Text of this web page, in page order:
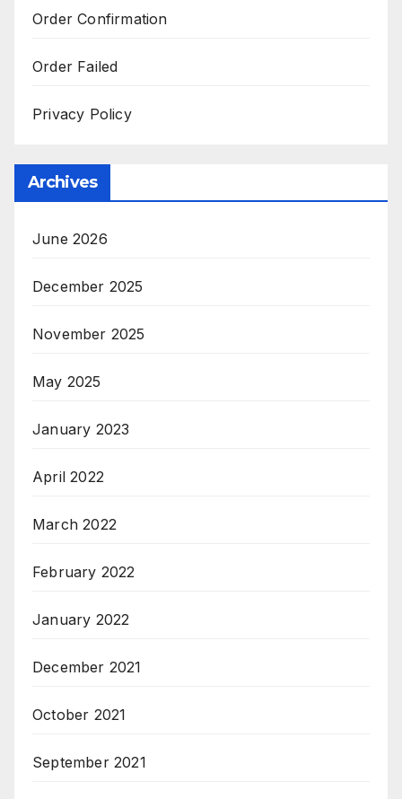
Order Confirmation
Order Failed
Privacy Policy
Archives
June 2026
December 2025
November 2025
May 2025
January 2023
April 2022
March 2022
February 2022
January 2022
December 2021
October 2021
September 2021